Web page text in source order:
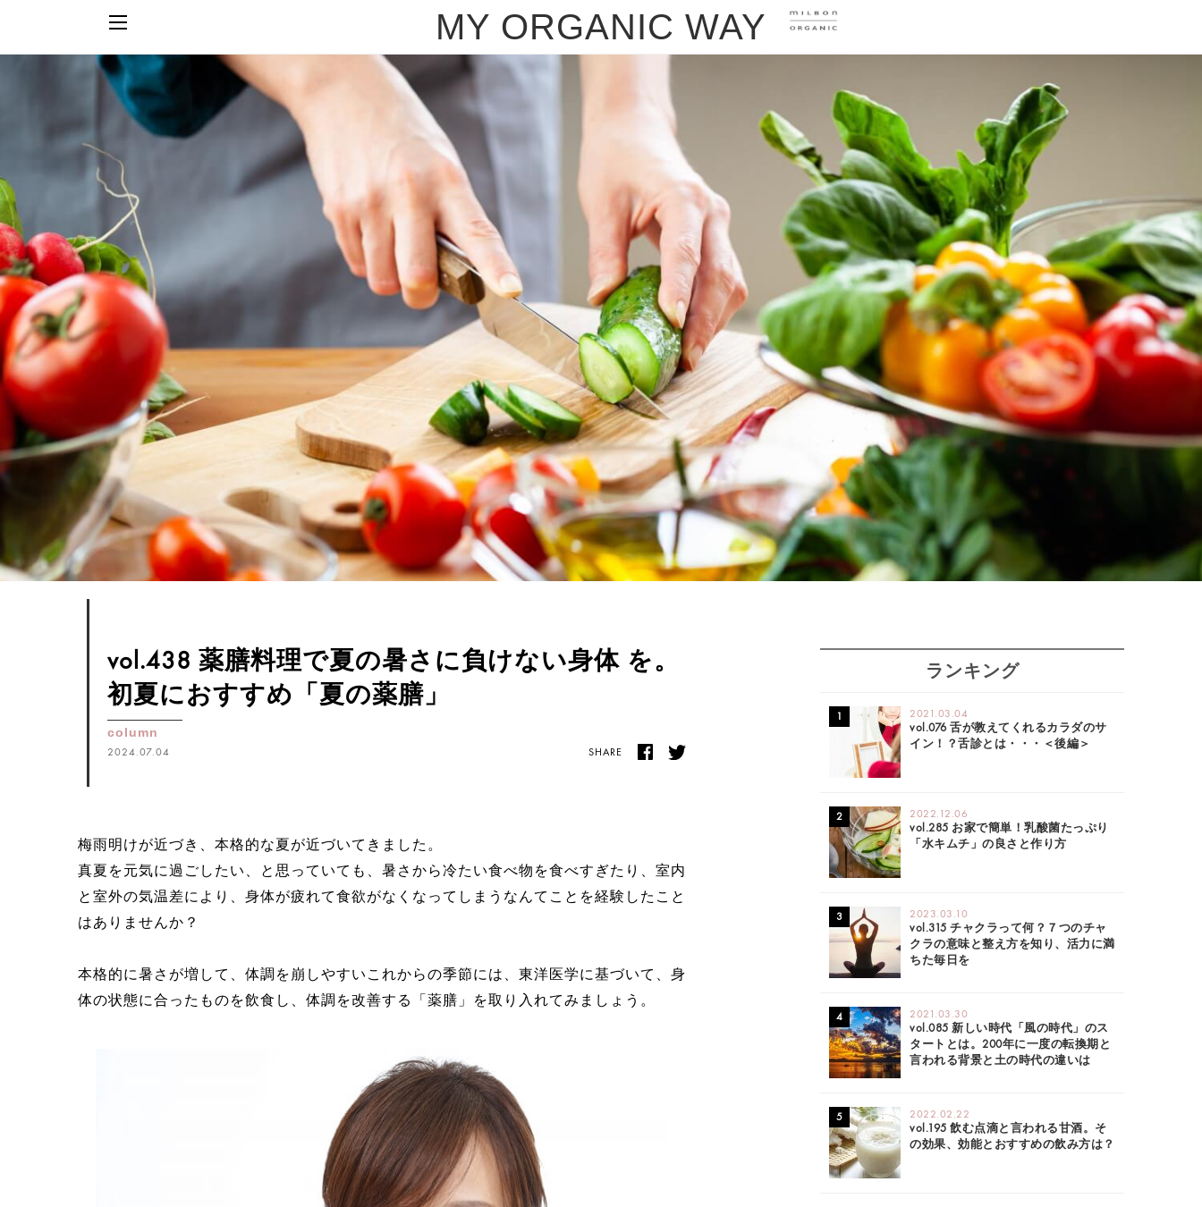
MY ORGANIC WAY
vol.438 薬膳料理で夏の暑さに負けない身体 を。
初夏におすすめ「夏の薬膳」
column
2024.07.04 SHARE
梅雨明けが近づき、本格的な夏が近づいてきました。
真夏を元気に過ごしたい、と思っていても、暑さから冷たい食べ物を食べすぎたり、室内
と室外の気温差により、身体が疲れて食欲がなくなってしまうなんてことを経験したこと
はありませんか？
本格的に暑さが増して、体調を崩しやすいこれからの季節には、東洋医学に基づいて、身
体の状態に合ったものを飲食し、体調を改善する「薬膳」を取り入れてみましょう。
ランキング
2021.03.04
vol.076 舌が教えてくれるカラダのサ
イン！？舌診とは・・・＜後編＞
2022.12.06
vol.285 お家で簡単！乳酸菌たっぷり
「水キムチ」の良さと作り方
2023.03.10
vol.315 チャクラって何？７つのチャ
クラの意味と整え方を知り、活力に満
ちた毎日を
2021.03.30
vol.085 新しい時代「風の時代」のス
タートとは。200年に一度の転換期と
言われる背景と土の時代の違いは
2022.02.22
vol.195 飲む点滴と言われる甘酒。そ
の効果、効能とおすすめの飲み方は？